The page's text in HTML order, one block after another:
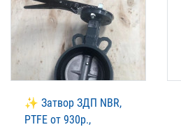
✨ Затвор ЗДП NBR,
PTFE от 930р.,